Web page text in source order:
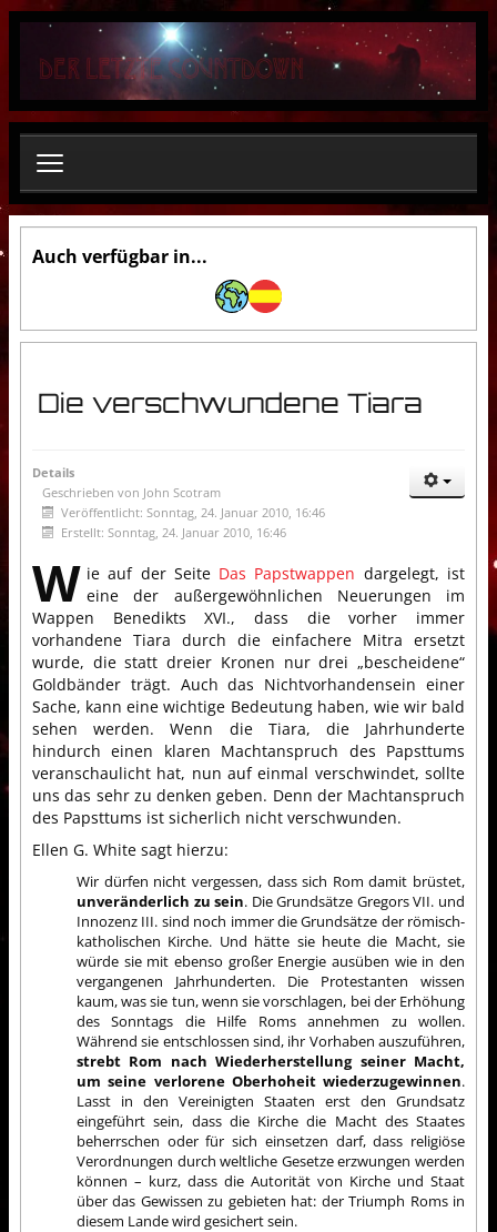
Auch verfügbar in...
Die verschwundene Tiara
Details
Geschrieben von John Scotram
Veröffentlicht: Sonntag, 24. Januar 2010, 16:46
Erstellt: Sonntag, 24. Januar 2010, 16:46
W ie auf der Seite Das Papstwappen dargelegt, ist
eine der außergewöhnlichen Neuerungen im
Wappen Benedikts XVI., dass die vorher immer
vorhandene Tiara durch die einfachere Mitra ersetzt
wurde, die statt dreier Kronen nur drei „bescheidene“
Goldbänder trägt. Auch das Nichtvorhandensein einer
Sache, kann eine wichtige Bedeutung haben, wie wir bald
sehen werden. Wenn die Tiara, die Jahrhunderte
hindurch einen klaren Machtanspruch des Papsttums
veranschaulicht hat, nun auf einmal verschwindet, sollte
uns das sehr zu denken geben. Denn der Machtanspruch
des Papsttums ist sicherlich nicht verschwunden.
Ellen G. White sagt hierzu:
Wir dürfen nicht vergessen, dass sich Rom damit brüstet,
unveränderlich zu sein. Die Grundsätze Gregors VII. und
Innozenz III. sind noch immer die Grundsätze der römisch-
katholischen Kirche. Und hätte sie heute die Macht, sie
würde sie mit ebenso großer Energie ausüben wie in den
vergangenen Jahrhunderten. Die Protestanten wissen
kaum, was sie tun, wenn sie vorschlagen, bei der Erhöhung
des Sonntags die Hilfe Roms annehmen zu wollen.
Während sie entschlossen sind, ihr Vorhaben auszuführen,
strebt Rom nach Wiederherstellung seiner Macht,
um seine verlorene Oberhoheit wiederzugewinnen.
Lasst in den Vereinigten Staaten erst den Grundsatz
eingeführt sein, dass die Kirche die Macht des Staates
beherrschen oder für sich einsetzen darf, dass religiöse
Verordnungen durch weltliche Gesetze erzwungen werden
können – kurz, dass die Autorität von Kirche und Staat
über das Gewissen zu gebieten hat: der Triumph Roms in
diesem Lande wird gesichert sein.